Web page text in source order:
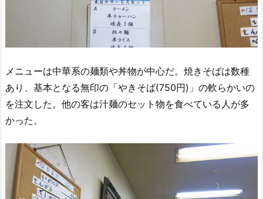
メニューは中華系の麺類や丼物が中心だ。焼きそばは数種
あり、基本となる無印の「やきそば(750円)」の軟らかいの
を注文した。他の客は汁麺のセット物を食べている人が多
かった。